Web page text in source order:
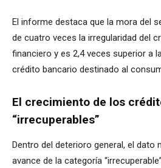
El informe destaca que la mora del
de cuatro veces la irregularidad del
financiero y es 2,4 veces superior a
crédito bancario destinado al
El crecimiento de los
“irrecuperables”
Dentro del deterioro general, el dato
avance de la categoría